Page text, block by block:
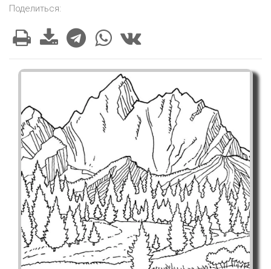
Поделиться: